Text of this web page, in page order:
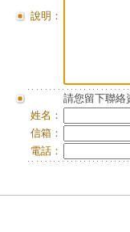
說明：
請您留下聯絡
姓名：
信箱：
電話：